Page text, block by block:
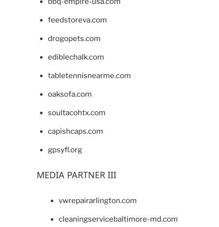
feedstoreva.com
drogopets.com
ediblechalk.com
tabletennisnearme.com
oaksofa.com
soultacohtx.com
capishcaps.com
gpsyfl.org
MEDIA PARTNER III
vwrepairarlington.com
cleaningservicebaltimore-md.com